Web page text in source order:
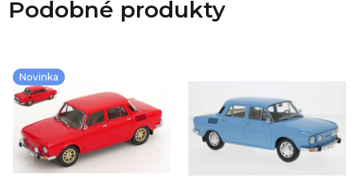
Podobné produkty
Novinka